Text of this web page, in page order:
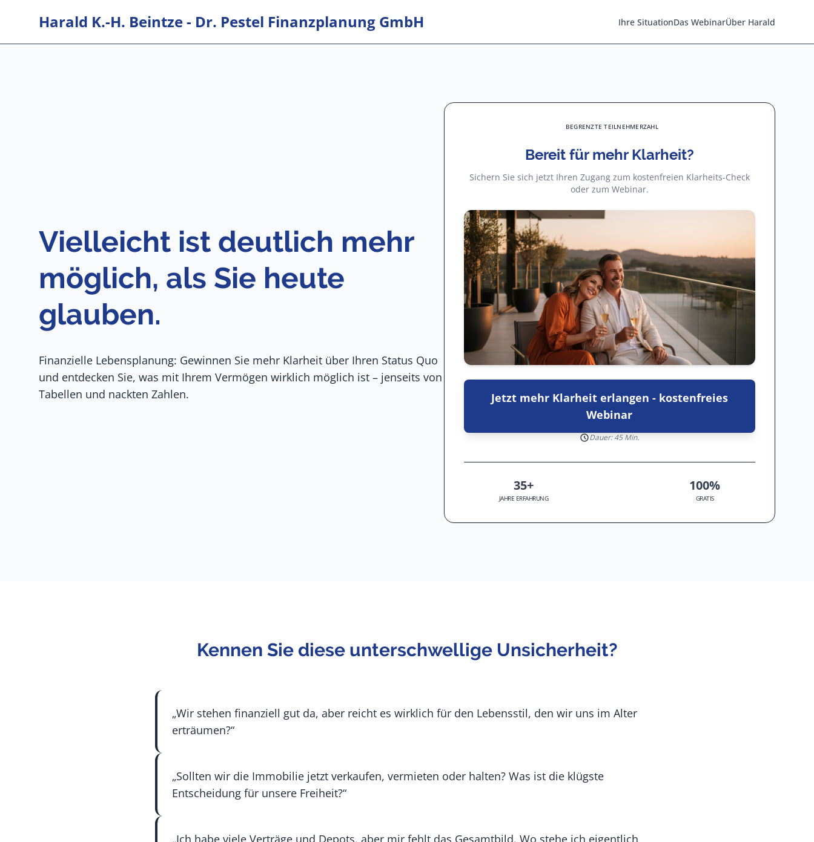
Harald K.-H. Beintze - Dr. Pestel Finanzplanung GmbH Ihre SituationDas WebinarÜber Harald
Vielleicht ist deutlich mehr
möglich, als Sie heute
glauben.
Finanzielle Lebensplanung: Gewinnen Sie mehr Klarheit über Ihren Status Quo
und entdecken Sie, was mit Ihrem Vermögen wirklich möglich ist – jenseits von
Tabellen und nackten Zahlen.
BEGRENZTE TEILNEHMERZAHL
Bereit für mehr Klarheit?
Sichern Sie sich jetzt Ihren Zugang zum kostenfreien Klarheits-Check
oder zum Webinar.
Jetzt mehr Klarheit erlangen - kostenfreies
Webinar
Dauer: 45 Min.
35+
JAHRE ERFAHRUNG
100%
GRATIS
Kennen Sie diese unterschwellige Unsicherheit?
„Wir stehen finanziell gut da, aber reicht es wirklich für den Lebensstil, den wir uns im Alter
erträumen?“
„Sollten wir die Immobilie jetzt verkaufen, vermieten oder halten? Was ist die klügste
Entscheidung für unsere Freiheit?“
„Ich habe viele Verträge und Depots, aber mir fehlt das Gesamtbild. Wo stehe ich eigentlich